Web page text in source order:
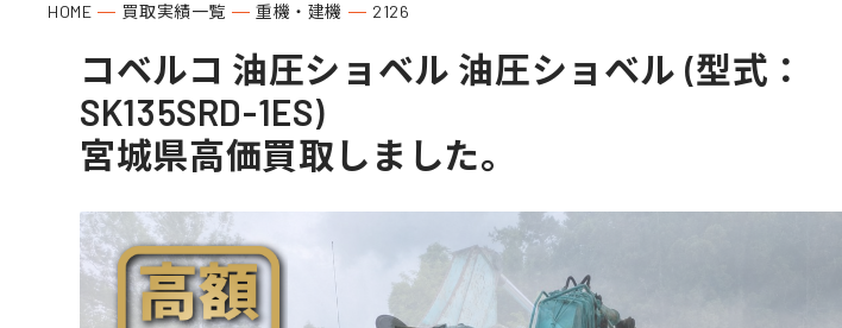
HOME 買取実績一覧 重機・建機 2126
コベルコ 油圧ショベル 油圧ショベル (型式：
SK135SRD-1ES)
宮城県高価買取しました。